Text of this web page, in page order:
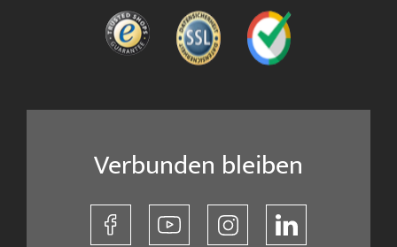
Verbunden bleiben